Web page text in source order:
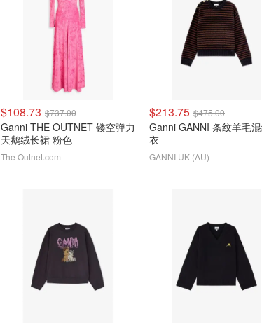
$108.73 $737.00
Ganni THE OUTNET 镂空弹力
天鹅绒长裙 粉色
The Outnet.com
$213.75 $475.00
Ganni GANNI 条纹羊毛
衣
GANNI UK (AU)